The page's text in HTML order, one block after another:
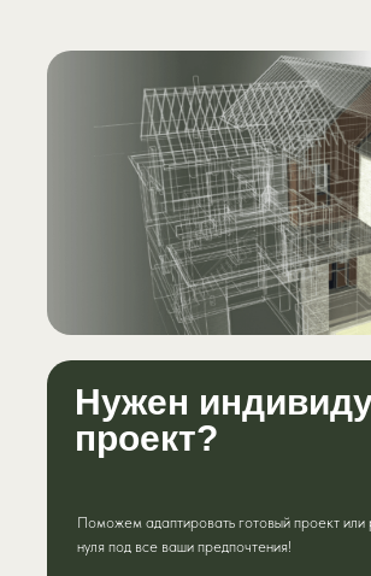
Нужен
проект?
Поможем адаптировать готовый проект или
нуля под все ваши предпочтения!